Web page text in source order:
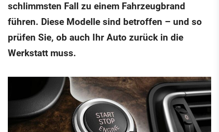
schlimmsten Fall zu einem Fahrzeugbrand
führen. Diese Modelle sind betroffen – und so
prüfen Sie, ob auch Ihr Auto zurück in die
Werkstatt muss.